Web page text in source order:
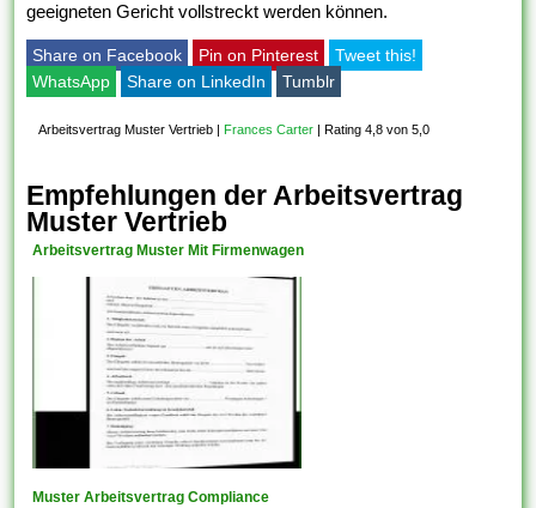
geeigneten Gericht vollstreckt werden können.
Share on Facebook Pin on Pinterest
Tweet this!
WhatsApp
Share on LinkedIn Tumblr
Arbeitsvertrag Muster Vertrieb | Frances Carter |Rating 4,8 von 5,0
Empfehlungen der Arbeitsvertrag
Muster Vertrieb
Arbeitsvertrag Muster Mit Firmenwagen
Muster Arbeitsvertrag Compliance